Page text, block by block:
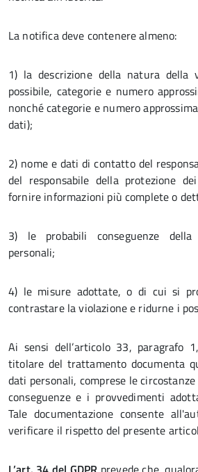
La notifica deve contenere almeno:
1) la descrizione della natura della
possibile, categorie e numero
nonché categorie e numero
dati);
2) nome e dati di contatto del
del responsabile della protezione
fornire informazioni più complete o
3) le probabili conseguenze
personali;
4) le misure adottate, o di cui si
contrastare la violazione e ridurne i
Ai sensi dell’articolo 33, paragrafo
titolare del trattamento documenta
dati personali, comprese le
conseguenze e i provvedimenti
Tale documentazione consente
verificare il rispetto del presente